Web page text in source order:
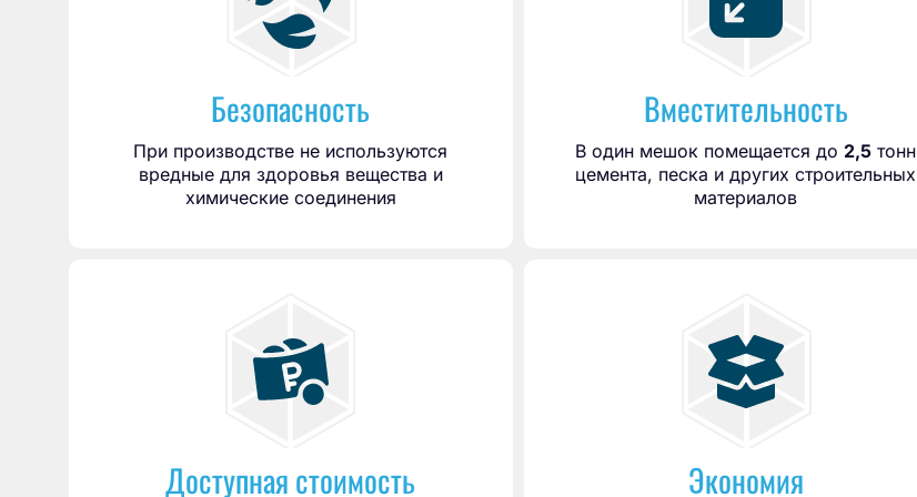
Безопасность
При производстве не используются
вредные для здоровья вещества и
химические соединения
Вместительность
В один мешок помещается до 2,5 тонн
цемента, песка и других строительных
материалов
Доступная стоимость Экономия